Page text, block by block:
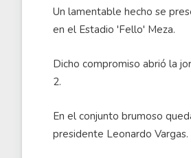
Un lamentable hecho se
en el Estadio 'Fello' Meza.
Dicho compromiso abrió la
2.
En el conjunto brumoso
presidente Leonardo Vargas.